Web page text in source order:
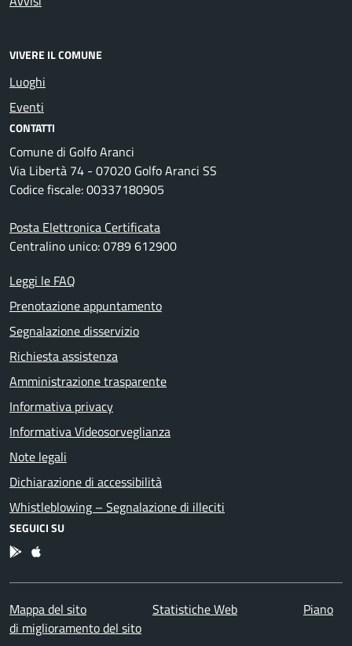
VIVERE IL COMUNE
Luoghi
Eventi
CONTATTI
Comune di Golfo Aranci
Via Libertà 74 - 07020 Golfo Aranci SS
Codice fiscale: 00337180905
Posta Elettronica Certificata
Centralino unico: 0789 612900
Leggi le FAQ
Prenotazione appuntamento
Segnalazione disservizio
Richiesta assistenza
Amministrazione trasparente
Informativa privacy
Informativa Videosorveglianza
Note legali
Dichiarazione di accessibilità
Whistleblowing – Segnalazione di illeciti
SEGUICI SU
App Android
App IOS
Mappa del sito Statistiche Web
Piano
di miglioramento del sito